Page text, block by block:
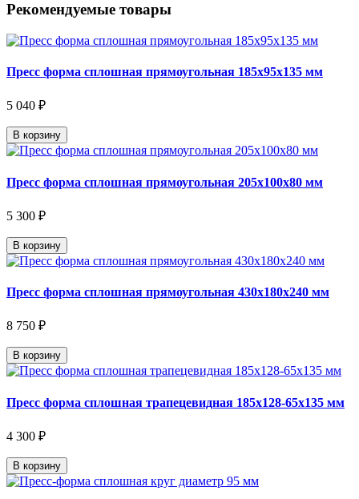
Рекомендуемые товары
Пресс форма сплошная прямоугольная 185х95х135 мм
5 040 ₽
В корзину
Пресс форма сплошная прямоугольная 205х100х80 мм
5 300 ₽
В корзину
Пресс форма сплошная прямоугольная 430х180х240 мм
8 750 ₽
В корзину
Пресс форма сплошная трапецевидная 185х128-65х135 мм
4 300 ₽
В корзину